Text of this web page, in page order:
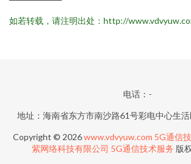
如若转载，请注明出处：http://
电话：-
地址：海南省东方市南沙路61号彩电中心生
Copyright © 2026www.vdvyuw.com 5G通信
紫网络科技有限公司 5G通信技术服务 版